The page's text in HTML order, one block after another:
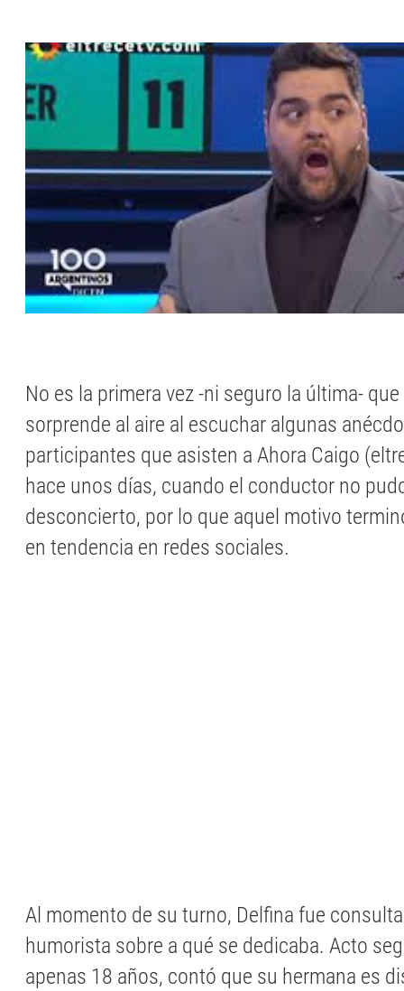
No es la primera vez -ni seguro la última-
sorprende al aire al escuchar algunas
participantes que asisten a Ahora Caigo
hace unos días, cuando el conductor no
desconcierto, por lo que aquel motivo
en tendencia en redes sociales.
Al momento de su turno, Delfina fue
humorista sobre a qué se dedicaba. Acto
apenas 18 años, contó que su hermana es